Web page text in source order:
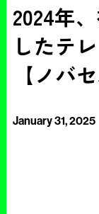
2024年
したテ
【ノバ
January 31, 2025